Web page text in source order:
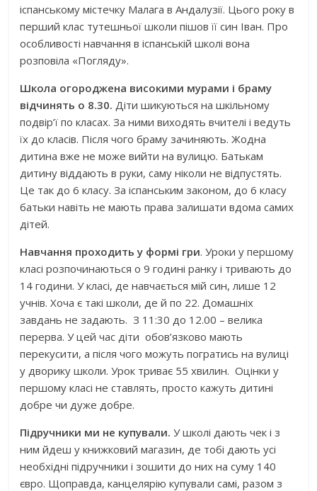
іспанському містечку Малага в Андалузії. Цього року в
перший клас тутешньої школи пішов її син Іван. Про
особливості навчання в іспанській школі вона
розповіла «Погляду».
Школа огороджена високими мурами і браму
відчинять о 8.30.Діти шикуються на шкільному
подвір’ї по класах. За ними виходять вчителі і ведуть
їх до класів. Після чого браму зачиняють. Жодна
дитина вже не може вийти на вулицю. Батькам
дитину віддають в руки, саму ніколи не відпустять.
Це так до 6 класу. За іспанським законом, до 6 класу
батьки навіть не мають права залишати вдома самих
дітей.
Навчання проходить у формі гри. Уроки у першому
класі розпочинаються о 9 годині ранку і тривають до
14 години. У класі, де навчається мій син, лише 12
учнів. Хоча є такі школи, де й по 22. Домашніх
завдань не задають. З 11:30 до 12.00 – велика
перерва. У цей час діти обов’язково мають
перекусити, а після чого можуть погратись на вулиці
у дворику школи. Урок триває 55 хвилин. Оцінки у
першому класі не ставлять, просто кажуть дитині
добре чи дуже добре.
Підручники ми не купували.У школі дають чек і з
ним йдеш у книжковий магазин, де тобі дають усі
необхідні підручники і зошити до них на суму 140
євро. Щоправда, канцелярію купували самі, разом з